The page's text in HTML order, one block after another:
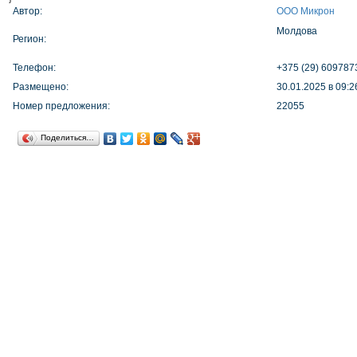
Автор: ООО Микрон
Регион:
Молдова
Телефон:
+375 (29)
Размещено:
30.01.2025 в
Номер предложения:
22055
Поделиться…